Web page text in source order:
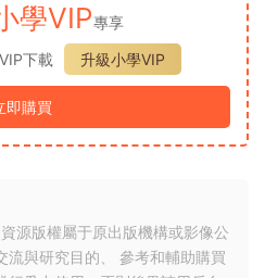
學VIP專享
下載
升級小學VIP
即購買
源版權屬于原出版機構或影像公
流與研究目的、 參考和輔助購買